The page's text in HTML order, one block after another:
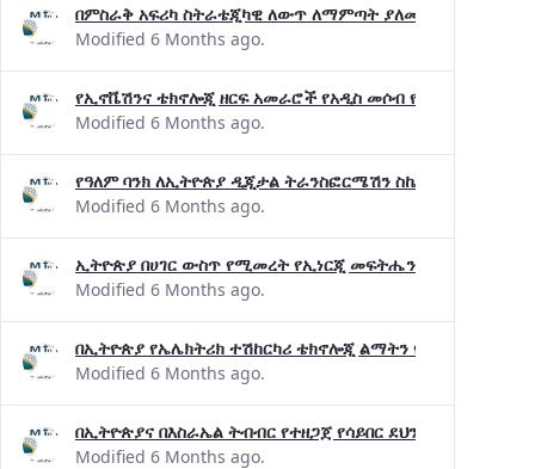
በምስራቅ አፍሪካ ስትራቴጂካዊ ለውጥ ለማምጣት ያለመው የባዮቴክኔት
Modified 6 Months ago.
የኢኖቬሽንና ቴክኖሎጂ ዘርፍ አመራሮች የአዲስ መሶብ የአንድ ማዕከል
Modified 6 Months ago.
የዓለም ባንክ ለኢትዮጵያ ዲጂታል ትራንስፎርሜሽን ስኬት እያበረከተ ያለው
Modified 6 Months ago.
ኢትዮጵያ በሀገር ውስጥ የሚመረት የኢነርጂ መፍትሔን ለማረጋገጥ
Modified 6 Months ago.
በኢትዮጵያ የኤሌክትሪክ ተሽከርካሪ ቴክኖሎጂ ልማትን የሚያፋጥን
Modified 6 Months ago.
በኢትዮጵያና በእስራኤል ትብብር የተዘጋጀ የሳይበር ደህንነት አውደ ጥናት
Modified 6 Months ago.